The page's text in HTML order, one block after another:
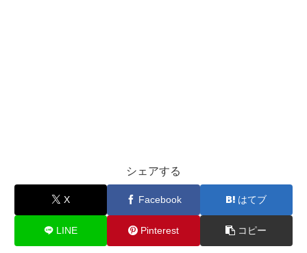
シェアする
X Facebook はてブ
LINE Pinterest コピー